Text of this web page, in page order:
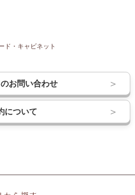
ド・キャビネット
お問い合わせ
について